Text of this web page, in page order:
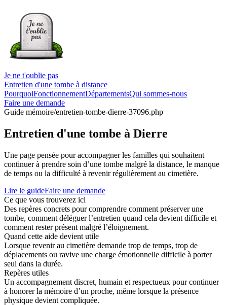
Je ne t'oublie pas
Entretien d'une tombe à distance
PourquoiFonctionnementDépartementsQui sommes-nous
Faire une demande
Guide mémoire/entretien-tombe-dierre-37096.php
Entretien d'une tombe à Dierre
Une page pensée pour accompagner les familles qui souhaitent
continuer à prendre soin d’une tombe malgré la distance, le manque
de temps ou la difficulté à revenir régulièrement au cimetière.
Lire le guideFaire une demande
Ce que vous trouverez ici
Des repères concrets pour comprendre comment préserver une
tombe, comment déléguer l’entretien quand cela devient difficile et
comment rester présent malgré l’éloignement.
Quand cette aide devient utile
Lorsque revenir au cimetière demande trop de temps, trop de
déplacements ou ravive une charge émotionnelle difficile à porter
seul dans la durée.
Repères utiles
Un accompagnement discret, humain et respectueux pour continuer
à honorer la mémoire d’un proche, même lorsque la présence
physique devient compliquée.